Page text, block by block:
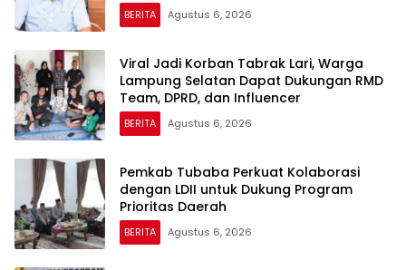
BERITA Agustus 6, 2026
Viral Jadi Korban Tabrak Lari, Warga
Lampung Selatan Dapat Dukungan RMD
Team, DPRD, dan Influencer
BERITA Agustus 6, 2026
Pemkab Tubaba Perkuat Kolaborasi
dengan LDII untuk Dukung Program
Prioritas Daerah
BERITA Agustus 6, 2026